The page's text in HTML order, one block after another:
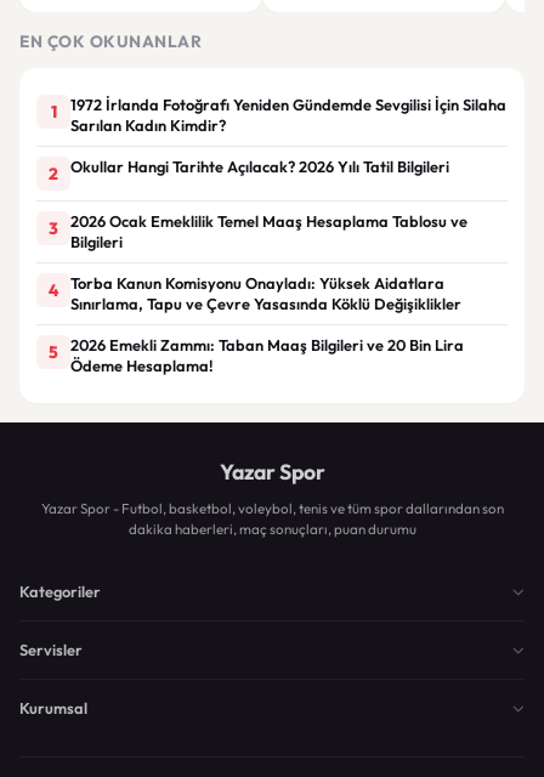
EN ÇOK OKUNANLAR
1
1972 İrlanda Fotoğrafı Yeniden Gündemde Sevgilisi İçin Silaha
Sarılan Kadın Kimdir?
2 Okullar Hangi Tarihte Açılacak? 2026 Yılı Tatil Bilgileri
3
2026 Ocak Emeklilik Temel Maaş Hesaplama Tablosu ve
Bilgileri
4
Torba Kanun Komisyonu Onayladı: Yüksek Aidatlara
Sınırlama, Tapu ve Çevre Yasasında Köklü Değişiklikler
5
2026 Emekli Zammı: Taban Maaş Bilgileri ve 20 Bin Lira
Ödeme Hesaplama!
Yazar Spor
Yazar Spor - Futbol, basketbol, voleybol, tenis ve tüm spor dallarından son
dakika haberleri, maç sonuçları, puan durumu
Kategoriler
Servisler
Kurumsal